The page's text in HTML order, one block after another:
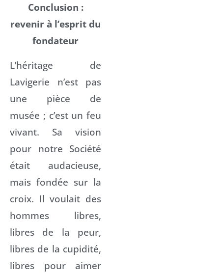
Conclusion :
revenir à l’esprit du
fondateur
L’héritage de
Lavigerie n’est pas
une pièce de
musée ; c’est un feu
vivant. Sa vision
pour notre Société
était audacieuse,
mais fondée sur la
croix. Il voulait des
hommes libres,
libres de la peur,
libres de la cupidité,
libres pour aimer